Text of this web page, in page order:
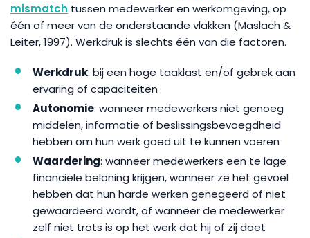
mismatch tussen medewerker en werkomgeving, op
één of meer van de onderstaande vlakken (Maslach &
Leiter, 1997). Werkdruk is slechts één van die factoren.
Werkdruk: bij een hoge taaklast en/of gebrek aan
ervaring of capaciteiten
Autonomie: wanneer medewerkers niet genoeg
middelen, informatie of beslissingsbevoegdheid
hebben om hun werk goed uit te kunnen voeren
Waardering: wanneer medewerkers een te lage
financiële beloning krijgen, wanneer ze het gevoel
hebben dat hun harde werken genegeerd of niet
gewaardeerd wordt, of wanneer de medewerker
zelf niet trots is op het werk dat hij of zij doet